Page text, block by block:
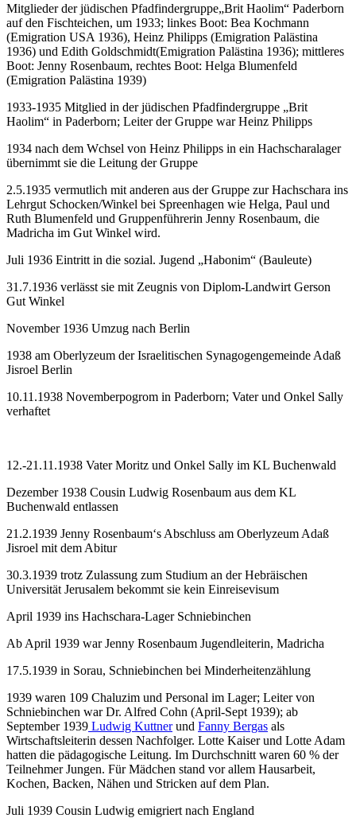
Mitglieder der jüdischen Pfadfindergruppe„Brit Haolim“ Paderborn
auf den Fischteichen, um 1933; linkes Boot: Bea Kochmann
(Emigration USA 1936), Heinz Philipps (Emigration Palästina
1936) und Edith Goldschmidt(Emigration Palästina 1936); mittleres
Boot: Jenny Rosenbaum, rechtes Boot: Helga Blumenfeld
(Emigration Palästina 1939)
1933-1935 Mitglied in der jüdischen Pfadfindergruppe „Brit
Haolim“ in Paderborn; Leiter der Gruppe war Heinz Philipps
1934 nach dem Wchsel von Heinz Philipps in ein Hachscharalager
übernimmt sie die Leitung der Gruppe
2.5.1935 vermutlich mit anderen aus der Gruppe zur Hachschara ins
Lehrgut Schocken/Winkel bei Spreenhagen wie Helga, Paul und
Ruth Blumenfeld und Gruppenführerin Jenny Rosenbaum, die
Madricha im Gut Winkel wird.
Juli 1936 Eintritt in die sozial. Jugend „Habonim“ (Bauleute)
31.7.1936 verlässt sie mit Zeugnis von Diplom-Landwirt Gerson
Gut Winkel
November 1936 Umzug nach Berlin
1938 am Oberlyzeum der Israelitischen Synagogengemeinde Adaß
Jisroel Berlin
10.11.1938 Novemberpogrom in Paderborn; Vater und Onkel Sally
verhaftet
12.-21.11.1938 Vater Moritz und Onkel Sally im KL Buchenwald
Dezember 1938 Cousin Ludwig Rosenbaum aus dem KL
Buchenwald entlassen
21.2.1939 Jenny Rosenbaum‘s Abschluss am Oberlyzeum Adaß
Jisroel mit dem Abitur
30.3.1939 trotz Zulassung zum Studium an der Hebräischen
Universität Jerusalem bekommt sie kein Einreisevisum
April 1939 ins Hachschara-Lager Schniebinchen
Ab April 1939 war Jenny Rosenbaum Jugendleiterin, Madricha
17.5.1939 in Sorau, Schniebinchen bei Minderheitenzählung
1939 waren 109 Chaluzim und Personal im Lager; Leiter von
Schniebinchen war Dr. Alfred Cohn (April-Sept 1939); ab
September 1939 Ludwig Kuttnerund Fanny Bergas als
Wirtschaftsleiterin dessen Nachfolger. Lotte Kaiser und Lotte Adam
hatten die pädagogische Leitung. Im Durchschnitt waren 60 % der
Teilnehmer Jungen. Für Mädchen stand vor allem Hausarbeit,
Kochen, Backen, Nähen und Stricken auf dem Plan.
Juli 1939 Cousin Ludwig emigriert nach England